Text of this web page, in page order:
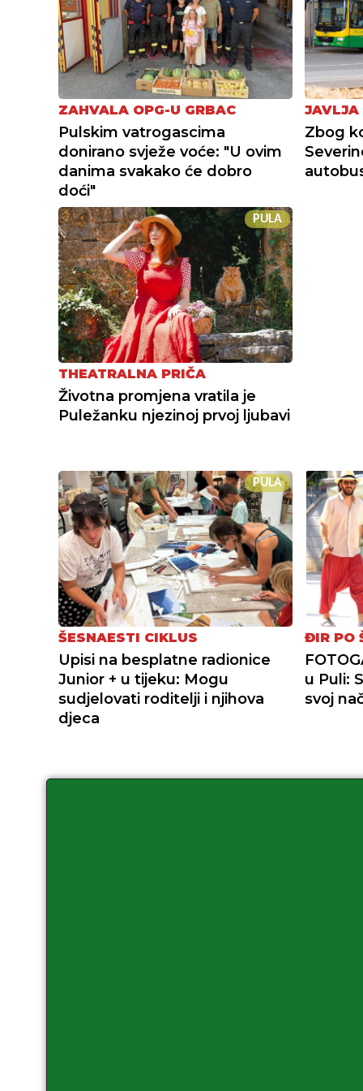
ZAHVALA OPG-U GRBAC
Pulskim vatrogascima
donirano svježe voće: "U ovim
danima svakako će dobro
doći"
JAVLJA
Zbog
PULA
THEATRALNA PRIČA
Životna promjena vratila je
Puležanku njezinoj prvoj ljubavi
PULA
ŠESNAESTI CIKLUS
Upisi na besplatne radionice
Junior + u tijeku: Mogu
sudjelovati roditelji i njihova
djeca
ĐIR PO
u Puli:
svoj